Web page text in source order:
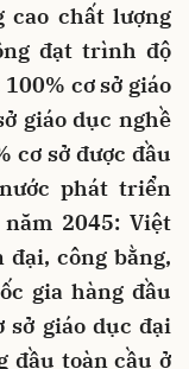
cao chất lượng
đạt trình độ
cơ sở giáo
giáo dục nghề
cơ sở được đầu
phát triển
2045: Việt
công bằng,
gia hàng đầu
giáo dục đại
đầu toàn cầu ở